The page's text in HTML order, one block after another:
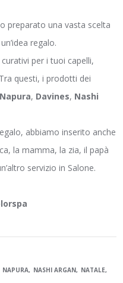
preparato una vasta scelta
regalo.
per i tuoi capelli,
questi, i prodotti dei
Napura, Davines, Nashi
abbiamo inserito anche
la mamma, la zia, il papà
servizio in Salone.
NAPURA NASHI ARGAN NATALE